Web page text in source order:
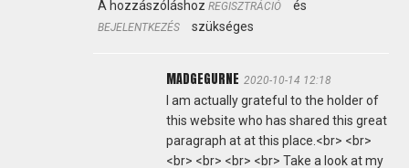
A hozzászóláshozREGISZTRÁCIÓ és
BEJELENTKEZÉS szükséges
MADGEGURNE 2020-10-14 12:18
I am actually grateful to the holder of
this website who has shared this great
paragraph at at this place.<br> <br>
<br> <br> <br> <br> Take a look at my